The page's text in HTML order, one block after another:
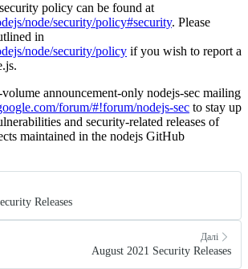
policy can be found at
node/security/policy#security. Please
in
node/security/policy if you wish to report a
announcement-only nodejs-sec mailing
forum/#!forum/nodejs-sec to stay up
and security-related releases of
maintained in the nodejs GitHub
Releases
Далі
August 2021 Security Releases